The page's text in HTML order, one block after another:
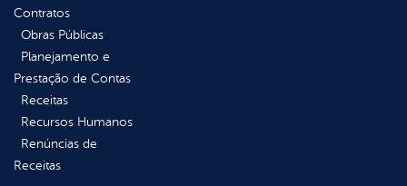
Contratos
Obras Públicas
Planejamento e
Prestação de Contas
Receitas
Recursos Humanos
Renúncias de
Receitas